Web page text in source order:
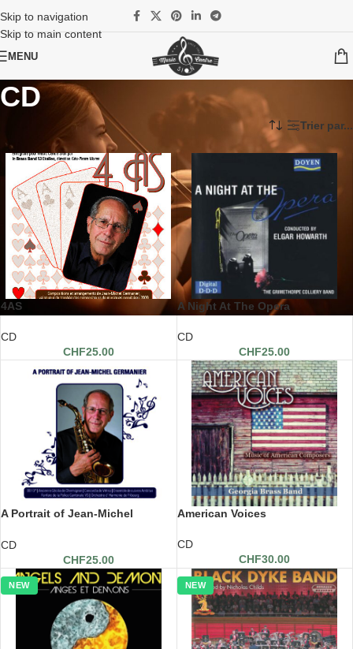
Skip to navigation
Skip to main content
MENU
CD
CD & DVD & Logiciels Trier par...
4AS
CD
CHF25.00
A Night At The Opera
CD
CHF25.00
A Portrait of Jean-Michel
CD
CHF25.00
American Voices
CD
CHF30.00
NEW NEW